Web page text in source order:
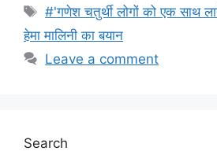
Tags
#'गणेश चतुर्थी लोगों को एक साथ
हेमा मालिनी का बयान
Leave a comment
Search